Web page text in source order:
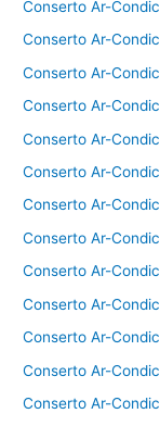
Conserto Ar-
Conserto Ar-
Conserto Ar-
Conserto Ar-
Conserto Ar-
Conserto Ar-
Conserto Ar-
Conserto Ar-
Conserto Ar-
Conserto Ar-
Conserto Ar-
Conserto Ar-
Conserto Ar-